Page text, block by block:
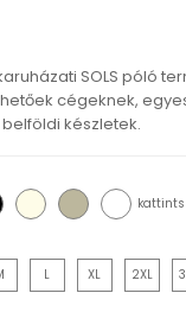
SOLS póló
cégeknek,
készletek.
kattints
L XL 2XL